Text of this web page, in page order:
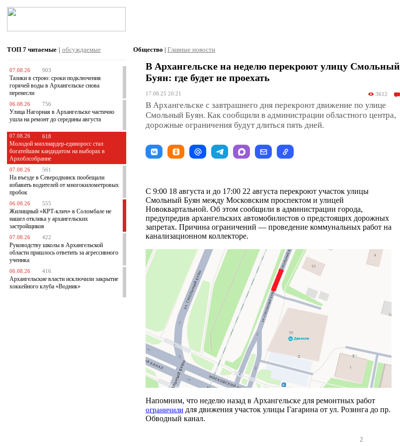
ТОП 7 читаемые | обсуждаемые
07.08.26 903
Тазики в строю: сроки подключения
горячей воды в Архангельске снова
перенесли
06.08.26 756
Улица Нагорная в Архангельске частично
ушла на ремонт до середины августа
07.08.26 618
Молодой миллиардер-единоросс стал
богатейшим кандидатом на выборах в
Архоблсобрание
07.08.26 561
На въезде в Северодвинск пообещали
избавить водителей от многокилометровых
пробок
06.08.26 555
Жилищный «КРТ-клич» в Соломбале не
нашел отклика у архангельских
застройщиков
07.08.26 422
Руководству школы в Архангельской
области пришлось ответить за агрессивного
ученика
06.08.26 416
Архангельские власти исключили закрытие
хоккейного клуба «Водник»
Общество | Главные новости
В Архангельске на неделю перекроют улицу Смольный
Буян: где будет не проехать
17.08.25 20:21 3612
В Архангельске с завтрашнего дня перекроют движение по улице
Смольный Буян. Как сообщили в администрации областного центра,
дорожные ограничения будут длиться пять дней.
С 9:00 18 августа и до 17:00 22 августа перекроют участок улицы
Смольный Буян между Московским проспектом и улицей
Новоквартальной. Об этом сообщили в администрации города,
предупредив архангельских автомобилистов о предстоящих дорожных
запретах. Причина ограничений — проведение коммунальных работ на
канализационном коллекторе.
Напомним, что неделю назад в Архангельске для ремонтных работ
ограничили для движения участок улицы Гагарина от ул. Розинга до пр.
Обводный канал.
2